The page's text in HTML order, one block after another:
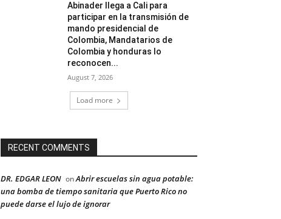
Abinader llega a Cali para
participar en la transmisión de
mando presidencial de
Colombia, Mandatarios de
Colombia y honduras lo
reconocen...
August 7, 2026
Load more
RECENT COMMENTS
DR. EDGAR LEON onAbrir escuelas sin agua potable:
una bomba de tiempo sanitaria que Puerto Rico no
puede darse el lujo de ignorar